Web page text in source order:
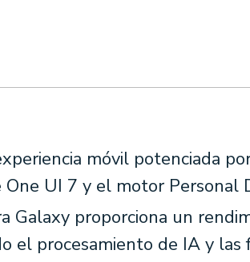
móvil potenciada
UI 7 y el motor Personal
Galaxy proporciona un
el procesamiento de IA y las